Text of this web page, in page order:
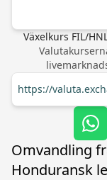
Växelkurs FIL/
https://
Omvandling
Honduransk